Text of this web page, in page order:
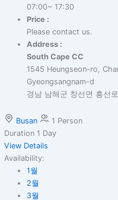
07:00~ 17:30
Price :
Please contact us.
Address :
South Cape CC
1545 Heungseon-ro,
Gyeongsangnam-d
경남 남해군 창선면 흥선
Busan
1 Person
Duration 1 Day
View Details
Availability:
1월
2월
3월